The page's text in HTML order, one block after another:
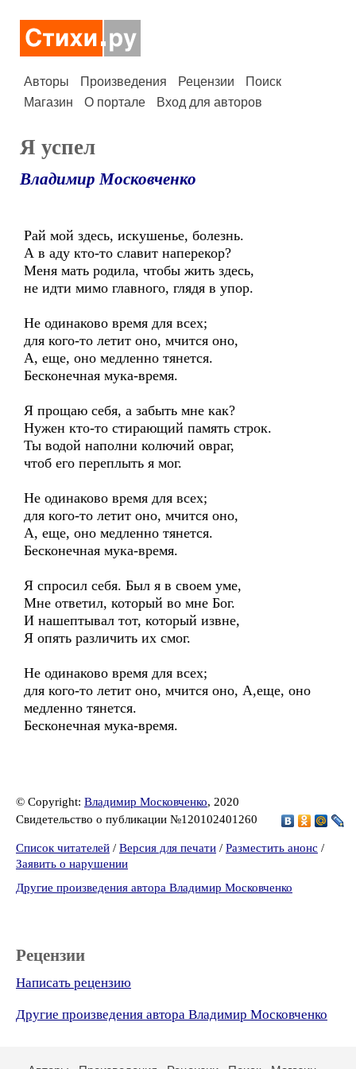
Авторы Произведения Рецензии
Поиск
Магазин
О портале Вход для авторов
Я успел
Владимир Московченко
Рай мой здесь, искушенье, болезнь.
А в аду кто-то славит наперекор?
Меня мать родила, чтобы жить здесь,
не идти мимо главного, глядя в упор.
Не одинаково время для всех;
для кого-то летит оно, мчится оно,
А, еще, оно медленно тянется.
Бесконечная мука-время.
Я прощаю себя, а забыть мне как?
Нужен кто-то стирающий память строк.
Ты водой наполни колючий овраг,
чтоб его переплыть я мог.
Не одинаково время для всех;
для кого-то летит оно, мчится оно,
А, еще, оно медленно тянется.
Бесконечная мука-время.
Я спросил себя. Был я в своем уме,
Мне ответил, который во мне Бог.
И нашептывал тот, который извне,
Я опять различить их смог.
Не одинаково время для всех;
для кого-то летит оно, мчится оно, А,еще, оно
медленно тянется.
Бесконечная мука-время.
© Copyright: Владимир Московченко, 2020
Свидетельство о публикации №120102401260
Список читателей / Версия для печати / Разместить анонс /
Заявить о нарушении
Другие произведения автора Владимир Московченко
Рецензии
Написать рецензию
Другие произведения автора Владимир Московченко